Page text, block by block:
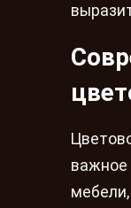
важное